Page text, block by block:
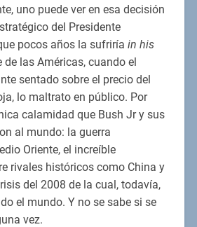
uno puede ver en esa decisión
del Presidente
pocos años la sufriría in his
las Américas, cuando el
sentado sobre el precio del
lo maltrato en público. Por
calamidad que Bush Jr y sus
al mundo: la guerra
Oriente, el increíble
rivales históricos como China y
del 2008 de la cual, todavía,
el mundo. Y no se sabe si se
vez.